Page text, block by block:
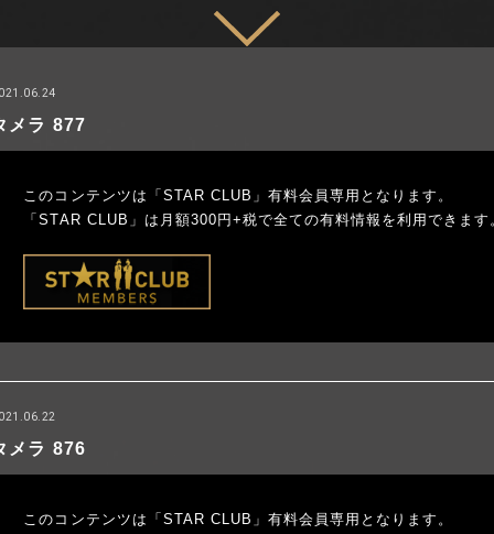
メラ 877
このコンテンツは「STAR CLUB」有料会員専用となります。
「STAR CLUB」は月額300円+税で全ての有料情報を利用できます
メラ 876
このコンテンツは「STAR CLUB」有料会員専用となります。